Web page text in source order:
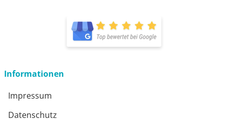
öffnet in neuem Fenster
Informationen
Impressum
Datenschutz